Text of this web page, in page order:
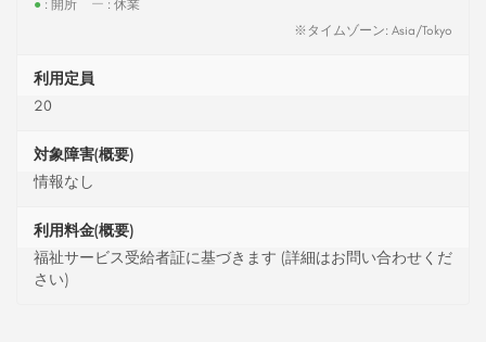
● : 開所 ー : 休業
※タイムゾーン: Asia/Tokyo
利用定員
20
対象障害(概要)
情報なし
利用料金(概要)
福祉サービス受給者証に基づきます (詳細はお問い合わせくだ
さい)